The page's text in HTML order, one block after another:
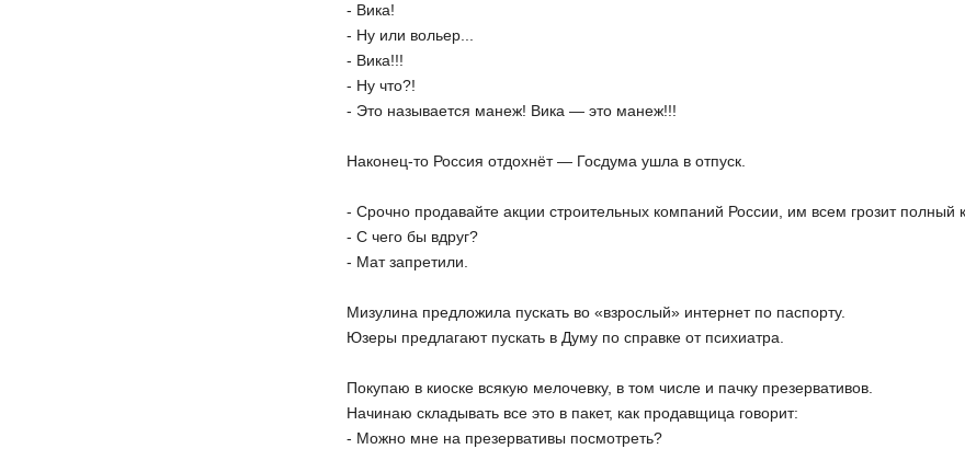
- Вика!
- Ну или вольер...
- Вика!!!
- Ну что?!
- Это называется манеж! Вика — это манеж!!!
Наконец-то Россия отдохнёт — Госдума ушла в отпуск.
- Срочно продавайте акции строительных компаний России, им всем грозит полный
- С чего бы вдруг?
- Мат запретили.
Мизулина предложила пускать во «взрослый» интернет по паспорту.
Юзеры предлагают пускать в Думу по справке от психиатра.
Покупаю в киоске всякую мелочевку, в том числе и пачку презервативов.
Начинаю складывать все это в пакет, как продавщица говорит:
- Можно мне на презервативы посмотреть?